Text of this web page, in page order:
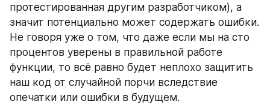
протестированная другим разработчиком), а
значит потенциально может содержать ошибки.
Не говоря уже о том, что даже если мы на сто
процентов уверены в правильной работе
функции, то всё равно будет неплохо защитить
наш код от случайной порчи вследствие
опечатки или ошибки в будущем.